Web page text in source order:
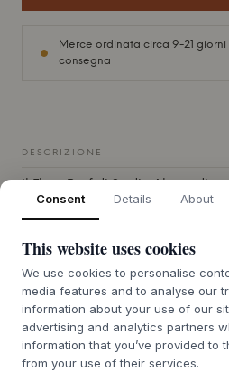
Merce ordinata circa 9-21 giorni
consegna
DESCRIZIONE
Il Float Pouf diStudio About,
Mikkelsen, ha un design elegante
un'esclusiva forma a ciambella.
combinazioni di colori e in tre
qualsiasi ambiente e
ogni occasione. I suoi materiali
un'esperienza accogliente e
design versatile lo rende
Consent Details About
This website uses cookies
We use cookies to personalise
media features and to analyse our
information about your use of our
advertising and analytics partners
information that you’ve provided to
from your use of their services.